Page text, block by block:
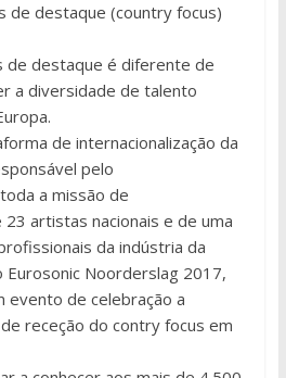
de destaque (country focus)
de destaque é diferente de
a diversidade de talento
de internacionalização da
pelo
a missão de
23 artistas nacionais e de uma
da indústria da
Eurosonic Noorderslag 2017,
evento de celebração a
receção do contry focus em